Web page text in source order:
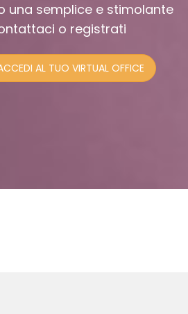
una semplice e stimolante
o registrati
AL TUO VIRTUAL OFFICE